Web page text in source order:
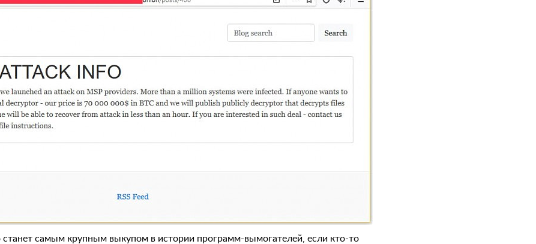
станет самым крупным выкупом в истории программ-вымогателей, если кто-то